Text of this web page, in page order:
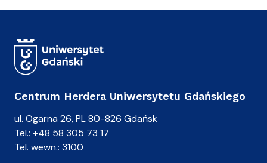
Centrum Herdera Uniwersytetu Gdańskiego
ul. Ogarna 26, PL 80-826 Gdańsk
Tel.: +48 58 305 73 17
Tel. wewn.: 3100